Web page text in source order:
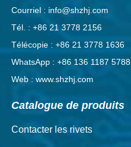
Courriel : info@shzhj.com
Tél. : +86 21 3778 2156
Télécopie : +86 21 3778 1636
WhatsApp : +86 136 1187 5788
Web : www.shzhj.com
Catalogue de produits
Contacter les rivets